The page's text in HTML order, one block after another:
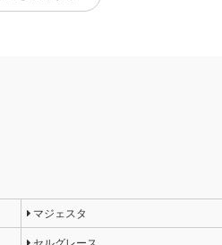
、個人情報を業務委託先に提供す
す。
供していただいた個人情報につい
管理するように努力いたします。
マジェスタ